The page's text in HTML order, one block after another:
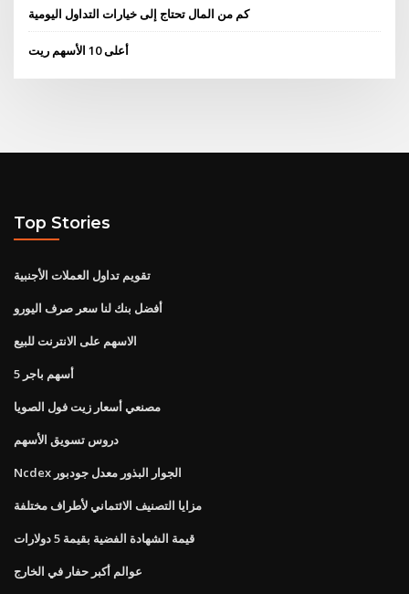
كم من المال تحتاج إلى خيارات التداول اليومية
أعلى 10 الأسهم ريت
Top Stories
تقويم تداول العملات الأجنبية
أفضل بنك لنا سعر صرف اليورو
الاسهم على الانترنت للبيع
5 أسهم باجر
مصنعي أسعار زيت فول الصويا
دروس تسويق الأسهم
Ncdex الجوار البذور معدل جودبور
مزايا التصنيف الائتماني لأطراف مختلفة
قيمة الشهادة الفضية بقيمة 5 دولارات
عوالم أكبر حفار في الخارج